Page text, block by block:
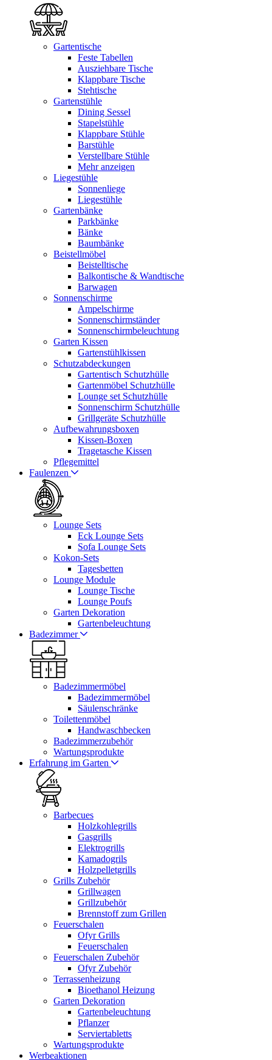
Gartentische
Feste Tabellen
Ausziehbare Tische
Klappbare Tische
Stehtische
Gartenstühle
Dining Sessel
Stapelstühle
Klappbare Stühle
Barstühle
Verstellbare Stühle
Mehr anzeigen
Liegestühle
Sonnenliege
Liegestühle
Gartenbänke
Parkbänke
Bänke
Baumbänke
Beistellmöbel
Beistelltische
Balkontische & Wandtische
Barwagen
Sonnenschirme
Ampelschirme
Sonnenschirmständer
Sonnenschirmbeleuchtung
Garten Kissen
Gartenstühlkissen
Schutzabdeckungen
Gartentisch Schutzhülle
Gartenmöbel Schutzhülle
Lounge set Schutzhülle
Sonnenschirm Schutzhülle
Grillgeräte Schutzhülle
Aufbewahrungsboxen
Kissen-Boxen
Tragetasche Kissen
Pflegemittel
Faulenzen
Lounge Sets
Eck Lounge Sets
Sofa Lounge Sets
Kokon-Sets
Tagesbetten
Lounge Module
Lounge Tische
Lounge Poufs
Garten Dekoration
Gartenbeleuchtung
Badezimmer
Badezimmermöbel
Badezimmermöbel
Säulenschränke
Toilettenmöbel
Handwaschbecken
Badezimmerzubehör
Wartungsprodukte
Erfahrung im Garten
Barbecues
Holzkohlegrills
Gasgrills
Elektrogrills
Kamadogrils
Holzpelletgrills
Grills Zubehör
Grillwagen
Grillzubehör
Brennstoff zum Grillen
Feuerschalen
Ofyr Grills
Feuerschalen
Feuerschalen Zubehör
Ofyr Zubehör
Terrassenheizung
Bioethanol Heizung
Garten Dekoration
Gartenbeleuchtung
Pflanzer
Serviertabletts
Wartungsprodukte
Werbeaktionen